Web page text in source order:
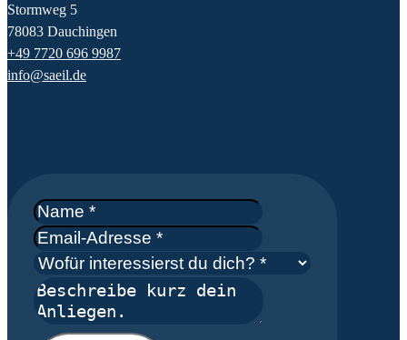
Stormweg 5
78083 Dauchingen
+49 7720 696 9987
info@saeil.de